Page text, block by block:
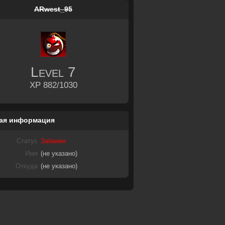
ARwest_95
Level 7
XP 882/1030
информация
Статус Забанен
Имя (не указано)
Откуда (не указано)